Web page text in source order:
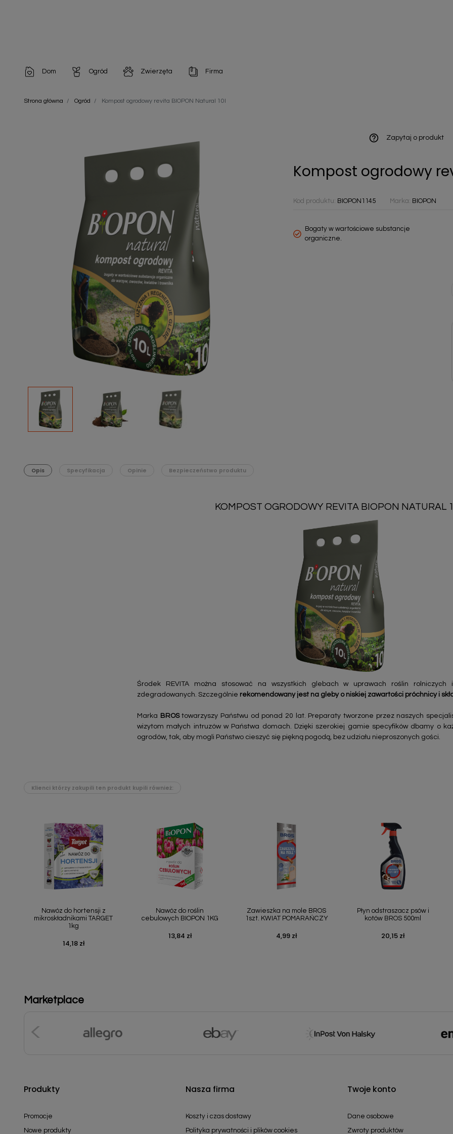
Dom
Artykuły dekoracyjne
Chemia gospodarcza
Zobacz wszystkie
Ogród
Chemia do architektury ogrodowej
Odstraszacze owadów
Odstraszacze zwierząt
Nawozy i preparaty
Narzędzia ogrodnicze
Nasiona
Podłoża
Pozostałe
Środki ochrony roślin
Środki ochrony roślin dla profesjonalistów
Zobacz wszystkie
Zwierzęta
Szampony i odżywki
Chusteczki nawilżane
Firma
Artykuły Higieniczne
Strona główna Ogród Kompost ogrodowy revita BIOPON Natural 10l
help_outline Zapytaj o produkt
Kompost ogrodowy
Kod produktu: BIOPON1145 Marka: BIOPON
Bogaty w wartościowe substancje
organiczne.
Opis Specyfikacja Opinie Bezpieczeństwo produktu
KOMPOST OGRODOWY REVITA BIOPON NATURAL
Środek REVITA można stosować na wszystkich glebach w uprawach roślin
zdegradowanych. Szczególnie rekomendowany jest na gleby o niskiej zawartości próchnicy i
Marka BROStowarzyszy Państwu od ponad 20 lat. Preparaty tworzone przez naszych
wizytom małych intruzów w Państwa domach. Dzięki szerokiej gamie specyfików dbamy o
ogrodów, tak, aby mogli Państwo cieszyć się piękną pogodą, bez udziału nieproszonych gości.
Klienci którzy zakupili ten produkt kupili również:
Nawóz do hortensji z
mikroskładnikami TARGET
1kg
Cena
14,18 zł
Nawóz do roślin
cebulowych BIOPON 1KG
Cena
13,84 zł
Zawieszka na mole BROS
1szt. KWIAT POMARAŃCZY
Cena
4,99 zł
Płyn odstraszacz psów i
kotów BROS 500ml
Cena
20,15 zł
Marketplace
Produkty
Promocje
Nowe produkty
Nasza firma
Koszty i czas dostawy
Polityka prywatności i plików cookies
Twoje konto
Dane osobowe
Zwroty produktów